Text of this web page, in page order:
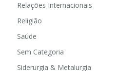
Relações Internacionais
Religião
Saúde
Sem Categoria
Siderurgia & Metalurgia